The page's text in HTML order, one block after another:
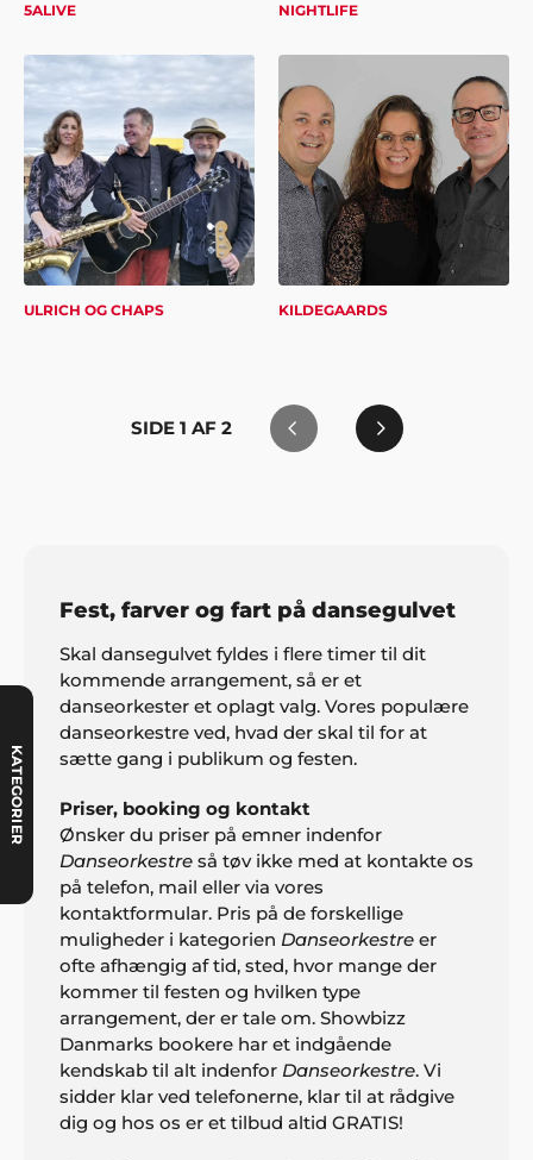
KATEGORIER
5ALIVE NIGHTLIFE
ULRICH OG CHAPS KILDEGAARDS
SIDE 1 AF 2
Fest, farver og fart på dansegulvet
Skal dansegulvet fyldes i flere timer til dit
kommende arrangement, så er et
danseorkester et oplagt valg. Vores populære
danseorkestre ved, hvad der skal til for at
sætte gang i publikum og festen.
Priser, booking og kontakt
Ønsker du priser på emner indenfor
Danseorkestreså tøv ikke med at kontakte os
på telefon, mail eller via vores
kontaktformular. Pris på de forskellige
muligheder i kategorien Danseorkestre er
ofte afhængig af tid, sted, hvor mange der
kommer til festen og hvilken type
arrangement, der er tale om. Showbizz
Danmarks bookere har et indgående
kendskab til alt indenfor Danseorkestre. Vi
sidder klar ved telefonerne, klar til at rådgive
dig og hos os er et tilbud altid GRATIS!